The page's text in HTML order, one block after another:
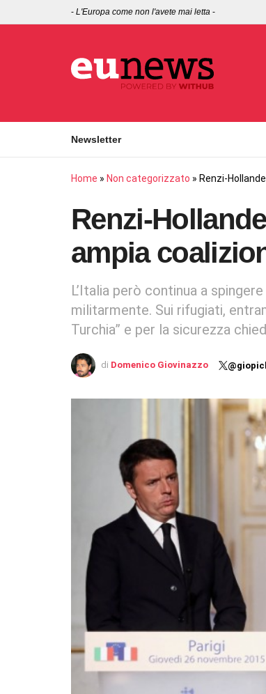
- L'Europa come non l'avete mai letta -
Newsletter
Home » Non categorizzato » Renzi-
Renzi-
ampia
L’Italia però continua a
militarmente. Sui rifugiati,
Turchia” e per la sicurezza
di Domenico Giovinazzo